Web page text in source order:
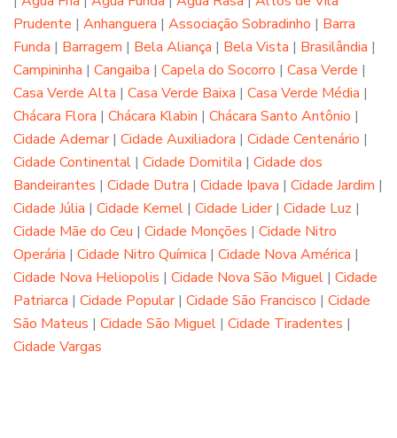
Prudente | Anhanguera | Associação Sobradinho | Barra
Funda | Barragem | Bela Aliança | Bela Vista | Brasilândia |
Campininha | Cangaiba | Capela do Socorro | Casa Verde |
Casa Verde Alta | Casa Verde Baixa | Casa Verde Média |
Chácara Flora | Chácara Klabin | Chácara Santo Antônio |
Cidade Ademar| Cidade Auxiliadora | Cidade Centenário |
Cidade Continental | Cidade Domitila | Cidade dos
Bandeirantes | Cidade Dutra | Cidade Ipava | Cidade Jardim |
Cidade Júlia | Cidade Kemel | Cidade Lider| Cidade Luz |
Cidade Mãe do Ceu | Cidade Monções | Cidade Nitro
Operária | Cidade Nitro Química | Cidade Nova América |
Cidade Nova Heliopolis | Cidade Nova São Miguel | Cidade
Patriarca | Cidade Popular| Cidade São Francisco | Cidade
São Mateus | Cidade São Miguel | Cidade Tiradentes |
Cidade Vargas